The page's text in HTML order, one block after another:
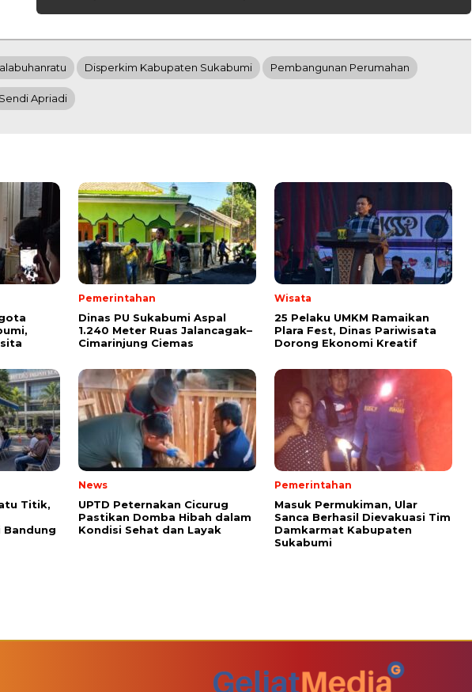
Disperkim Kabupaten Sukabumi Pembangunan Perumahan
Sendi Apriadi
Pemerintahan
Dinas PU Sukabumi Aspal
1.240 Meter Ruas Jalancagak–
Cimarinjung Ciemas
Wisata
25 Pelaku UMKM Ramaikan
Plara Fest, Dinas Pariwisata
Dorong Ekonomi Kreatif
Titik,
Bandung
News
UPTD Peternakan Cicurug
Pastikan Domba Hibah dalam
Kondisi Sehat dan Layak
Pemerintahan
Masuk Permukiman, Ular
Sanca Berhasil Dievakuasi Tim
Damkarmat Kabupaten
Sukabumi